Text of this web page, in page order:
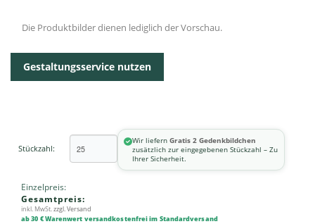
Die Produktbilder dienen lediglich der Vorschau.
Gestaltungsservice nutzen
Stückzahl:
Wir liefern Gratis 2 Gedenkbildchen
zusätzlich zur eingegebenen Stückzahl – Zu
Ihrer Sicherheit.
Einzelpreis:
Gesamtpreis:
inkl. MwSt. zzgl. Versand
ab 30 € Warenwert versandkostenfrei im Standardversand